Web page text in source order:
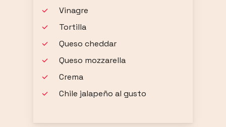
Vinagre
Tortilla
Queso cheddar
Queso mozzarella
Crema
Chile jalapeño al gusto